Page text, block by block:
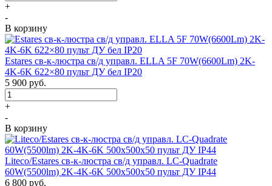
+
-
В корзину
Estares св-к-люстра св/д управл. ELLA 5F 70W(6600Lm) 2K-
4K-6K 622×80 пульт ДУ бел IP20
5 900 руб.
+
-
В корзину
Liteco/Estares св-к-люстра св/д управл. LC-Quadrate
60W(5500lm) 2K-4K-6K 500x500x50 пульт ДУ IP44
6 800 руб.